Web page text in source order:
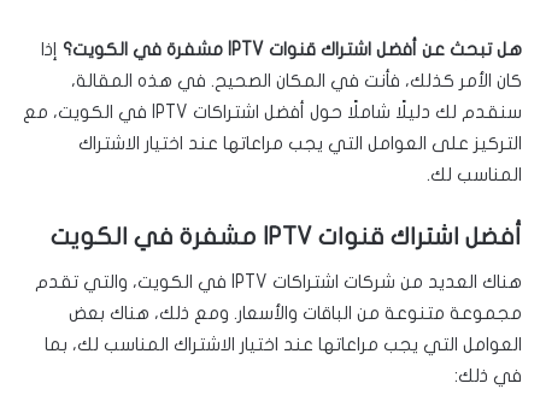
هل تبحث عن أفضل اشتراك قنوات IPTV مشفرة في الكويت؟
إذا
كان الأمر كذلك، فأنت في المكان الصحيح. في هذه المقالة،
سنقدم لك دليلًا شاملًا حول أفضل اشتراكات IPTV في الكويت، مع
التركيز على العوامل التي يجب مراعاتها عند اختيار الاشتراك
المناسب لك.
أفضل اشتراك قنوات IPTV مشفرة في الكويت
هناك العديد من شركات اشتراكات IPTV في الكويت، والتي تقدم
مجموعة متنوعة من الباقات والأسعار. ومع ذلك، هناك بعض
العوامل التي يجب مراعاتها عند اختيار الاشتراك المناسب لك، بما
في ذلك: